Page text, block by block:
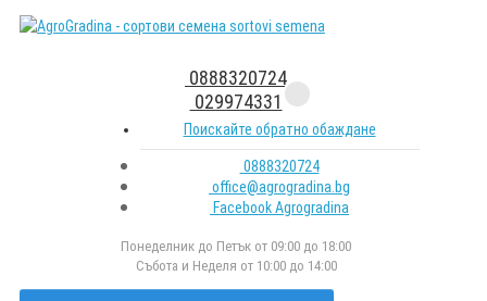
0888320724
029974331
Поискайте обратно обаждане
0888320724
office@agrogradina.bg
Facebook Agrogradina
Понеделник до Петък от 09:00 до 18:00
Събота и Неделя от 10:00 до 14:00